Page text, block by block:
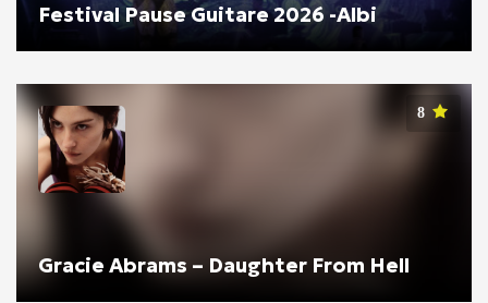
Festival Pause Guitare 2026 -Albi
8
Gracie Abrams – Daughter From Hell